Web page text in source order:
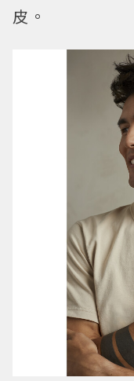
皮。